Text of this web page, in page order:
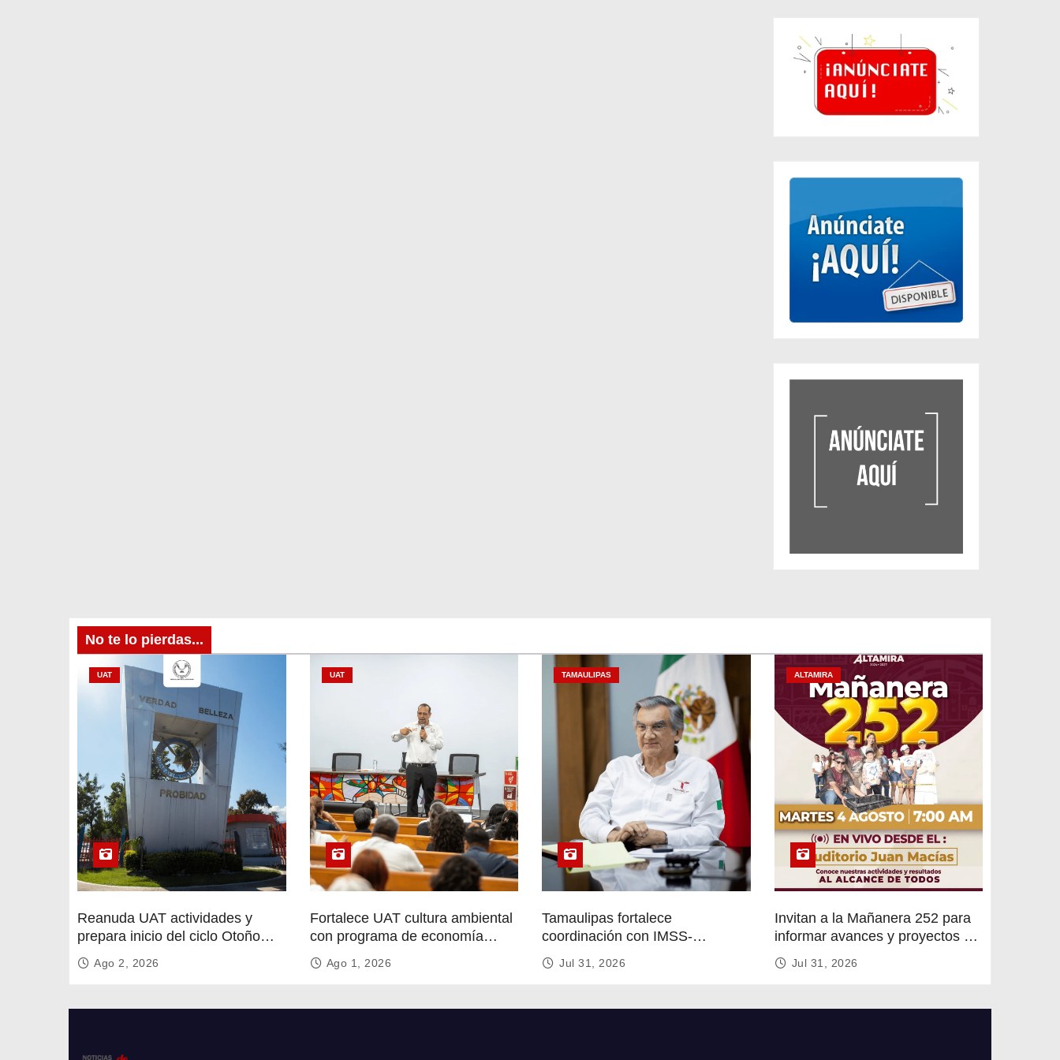
No te lo pierdas...
UAT
Reanuda UAT actividades y
prepara inicio del ciclo Otoño
2026
Ago 2, 2026
UAT
Fortalece UAT cultura ambiental
con programa de economía
circular
Ago 1, 2026
TAMAULIPAS
Tamaulipas fortalece
coordinación con IMSS-
Bienestar para mejorar servicios
de salud
Jul 31, 2026
ALTAMIRA
Invitan a la Mañanera 252 para
informar avances y proyectos de
Altamira
Jul 31, 2026